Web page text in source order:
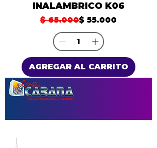
INALAMBRICO K06
Precio
$ 65.000Precio de oferta
$ 55.000
AGREGAR AL CARRITO